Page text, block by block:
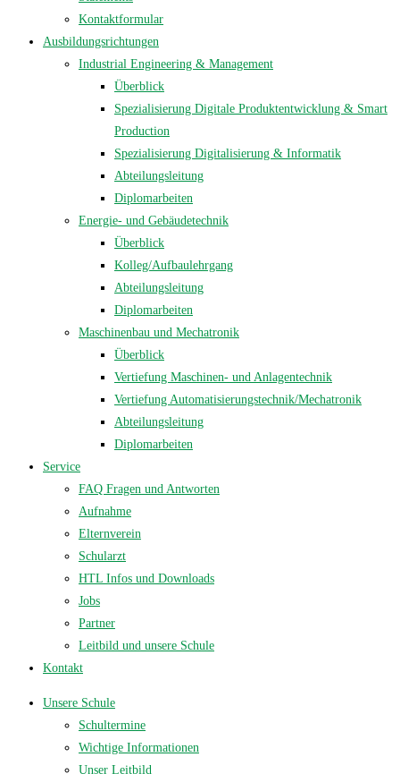
Kontaktformular
Ausbildungsrichtungen
Industrial Engineering & Management
Überblick
Spezialisierung Digitale Produktentwicklung & Smart
Production
Spezialisierung Digitalisierung & Informatik
Abteilungsleitung
Diplomarbeiten
Energie- und Gebäudetechnik
Überblick
Kolleg/Aufbaulehrgang
Abteilungsleitung
Diplomarbeiten
Maschinenbau und Mechatronik
Überblick
Vertiefung Maschinen- und Anlagentechnik
Vertiefung Automatisierungstechnik/Mechatronik
Abteilungsleitung
Diplomarbeiten
Service
FAQ Fragen und Antworten
Aufnahme
Elternverein
Schularzt
HTL Infos und Downloads
Jobs
Partner
Leitbild und unsere Schule
Kontakt
Unsere Schule
Schultermine
Wichtige Informationen
Unser Leitbild